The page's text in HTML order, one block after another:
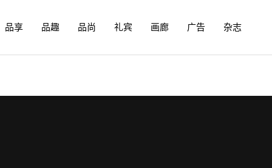
品享 品趣 品尚 礼宾 画廊 广告 杂志